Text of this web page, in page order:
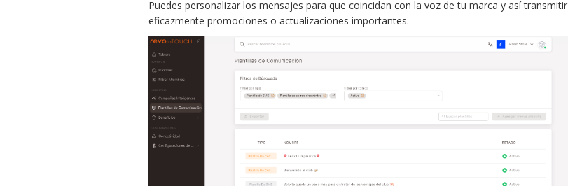
Puedes personalizar los mensajes para que coincidan con la voz de tu marca y así transmitir
eficazmente promociones o actualizaciones importantes.